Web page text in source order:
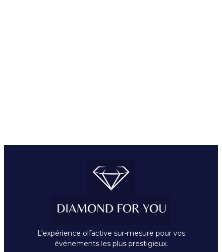
L’expérience olfactive sur-mesure pour vos
événements les plus prestigieux.